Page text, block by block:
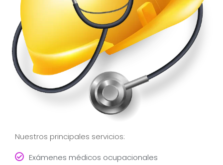
Nuestros principales servicios:
Exámenes médicos ocupacionales